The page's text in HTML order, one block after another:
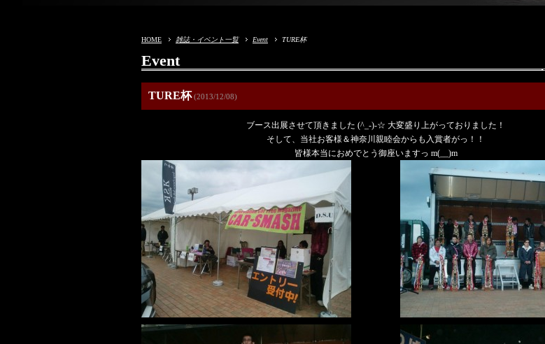
HOME 雑誌・イベント一覧 Event TURE杯
Event
TURE杯(2013/12/08)
ブース出展させて頂きました (^_-)-☆ 大変盛り上がっておりました！
そして、当社お客様＆神奈川親睦会からも入賞者がっ！！
皆様本当におめでとう御座いますっ m(__)m